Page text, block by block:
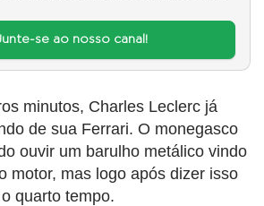
se ao nosso canal!
minutos, Charles Leclerc já
de sua Ferrari. O monegasco
ouvir um barulho metálico vindo
motor, mas logo após dizer isso
quarto tempo.